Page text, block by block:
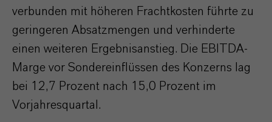
verbunden mit höheren Frachtkosten führte zu
geringeren Absatzmengen und verhinderte
einen weiteren Ergebnisanstieg. Die EBITDA-
Marge vor Sondereinflüssen des Konzerns lag
bei 12,7 Prozent nach 15,0 Prozent im
Vorjahresquartal.